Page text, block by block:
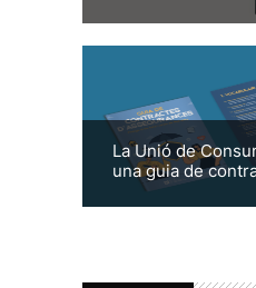
La Unió de
una guia de